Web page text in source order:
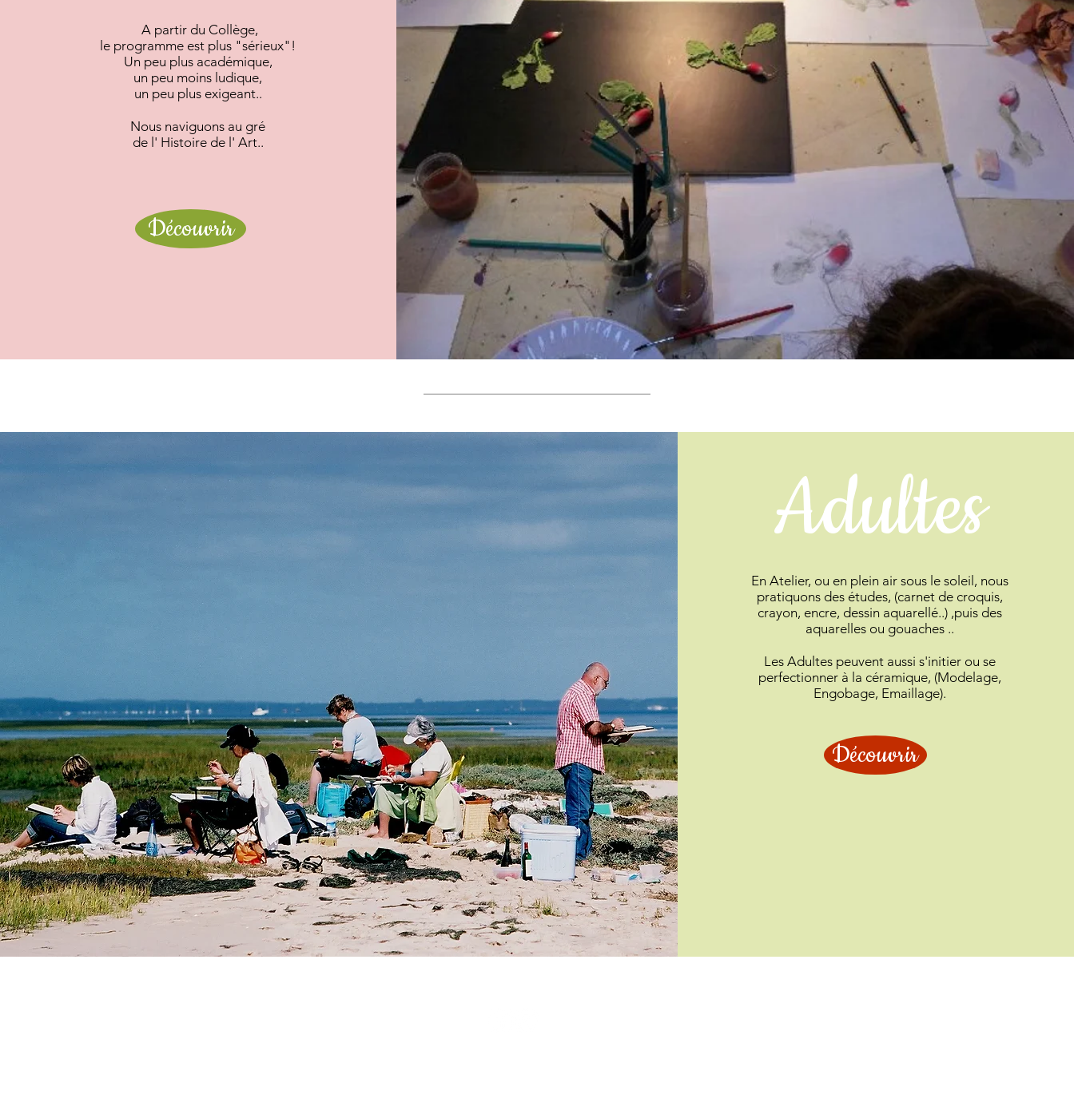
A partir du Collège,
le programme est plus "sérieux"!
Un peu plus académique,
un peu moins ludique,
un peu plus exigeant..
Nous naviguons au gré
de l' Histoire de l' Art..
Découvrir
Adultes
En Atelier, ou en plein air sous le soleil, nous
pratiquons des études, (carnet de croquis,
crayon, encre, dessin aquarellé..) ,puis des
aquarelles ou gouaches ..
Les Adultes peuvent aussi s'initier ou se
perfectionner à la céramique, (Modelage,
Engobage, Emaillage).
Découvrir